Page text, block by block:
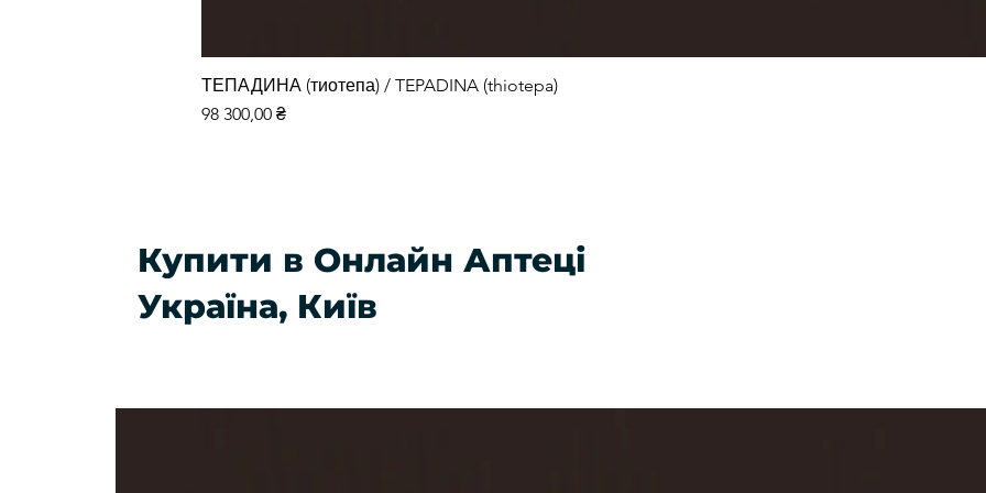
ТЕПАДИНА (тиотепа) / TEPADINA (thiotepa)
Ціна
98 300,00 ₴
Купити в Онлайн Аптеці
Україна, Київ